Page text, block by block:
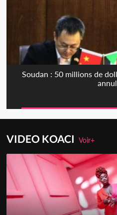
Soudan : 50 millions de
VIDEO KOACIVoir+